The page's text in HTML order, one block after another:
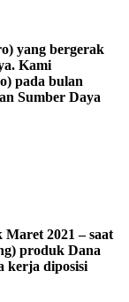
yang bergerak
Kami
pada bulan
Sumber Daya
2021 – saat
produk Dana
kerja diposisi